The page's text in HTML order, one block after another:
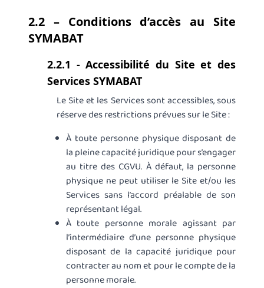
2.2 – Conditions d’accès au Site
SYMABAT
2.2.1 - Accessibilité du Site et des
Services SYMABAT
Le Site et les Services sont accessibles, sous
réserve des restrictions prévues sur le Site :
À toute personne physique disposant de
la pleine capacité juridique pour s’engager
au titre des CGVU. À défaut, la personne
physique ne peut utiliser le Site et/ou les
Services sans l’accord préalable de son
représentant légal.
À toute personne morale agissant par
l’intermédiaire d’une personne physique
disposant de la capacité juridique pour
contracter au nom et pour le compte de la
personne morale.